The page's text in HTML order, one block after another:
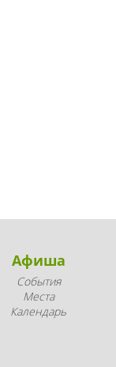
Афиша
События
Места
Календарь